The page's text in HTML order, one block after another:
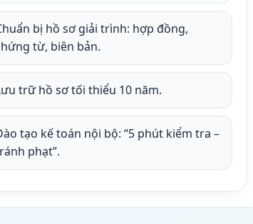
bị hồ sơ giải trình: hợp đồng,
từ, biên bản.
trữ hồ sơ tối thiểu 10 năm.
tạo kế toán nội bộ: “5 phút kiểm tra –
phạt”.